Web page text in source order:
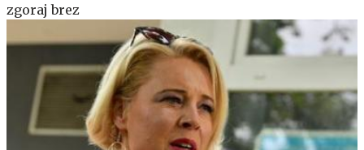
zgoraj brez